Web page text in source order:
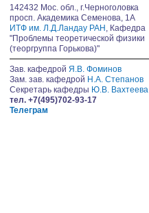
142432 Мос. обл., г.Черноголовка
просп. Академика Семенова, 1А
ИТФ им. Л.Д.Ландау РАН , Кафедра
"Проблемы теоретической физики
(теоргруппа Горькова)"
Зав. кафедрой Я.В. Фоминов
Зам. зав. кафедрой Н.А. Степанов
Секретарь кафедры Ю.В. Вахтеева
тел. +7(495)702-93-17
Телеграм